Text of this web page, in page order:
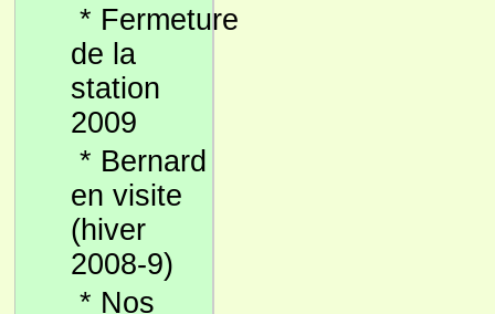
* Fermeture
de la
station
2009
* Bernard
en visite
(hiver
2008-9)
* Nos